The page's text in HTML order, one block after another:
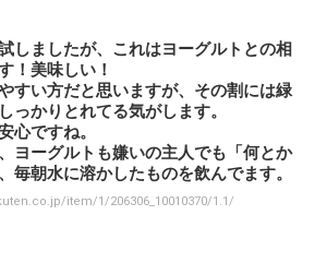
しましたが、これはヨーグルトとの相
！美味しい！
すい方だと思いますが、その割には緑
っかりとれてる気がします。
心ですね。
ヨーグルトも嫌いの主人でも「何とか
毎朝水に溶かしたものを飲んでます。
item/1/206306_10010370/1.1/